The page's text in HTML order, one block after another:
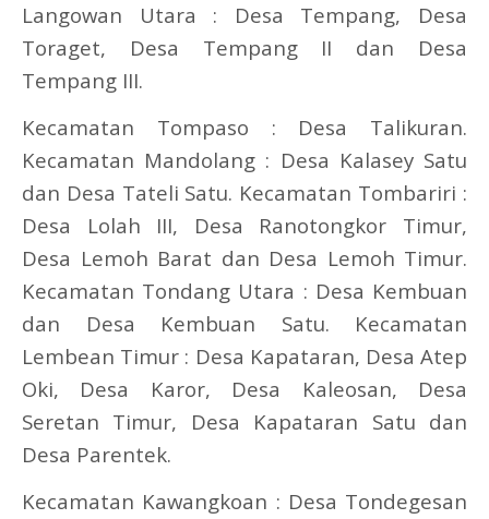
Langowan Utara : Desa Tempang, Desa
Toraget, Desa Tempang II dan Desa
Tempang III.
Kecamatan Tompaso : Desa Talikuran.
Kecamatan Mandolang : Desa Kalasey Satu
dan Desa Tateli Satu. Kecamatan Tombariri :
Desa Lolah III, Desa Ranotongkor Timur,
Desa Lemoh Barat dan Desa Lemoh Timur.
Kecamatan Tondang Utara : Desa Kembuan
dan Desa Kembuan Satu. Kecamatan
Lembean Timur : Desa Kapataran, Desa Atep
Oki, Desa Karor, Desa Kaleosan, Desa
Seretan Timur, Desa Kapataran Satu dan
Desa Parentek.
Kecamatan Kawangkoan : Desa Tondegesan